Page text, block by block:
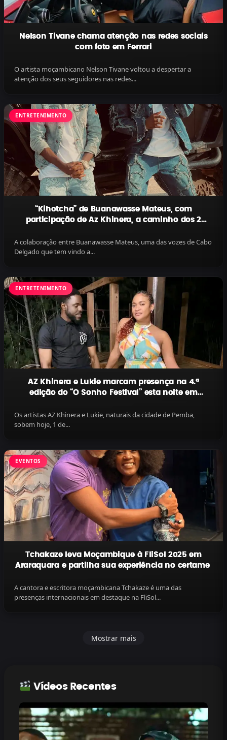
Nelson Tivane chama atenção nas redes sociais
com foto em Ferrari
O artista moçambicano Nelson Tivane voltou a despertar a
atenção dos seus seguidores nas redes...
ENTRETENIMENTO
“Kihotcha” de Buanawasse Mateus, com
participação de Az Khinera, a caminho dos 2
A colaboração entre Buanawasse Mateus, uma das vozes de Cabo
Delgado que tem vindo a...
ENTRETENIMENTO
AZ Khinera e Lukie marcam presença na 4.ª
edição do “O Sonho Festival” esta noite em
Os artistas AZ Khinera e Lukie, naturais da cidade de Pemba,
sobem hoje, 1 de...
EVENTOS
Tchakaze leva Moçambique à FliSol 2025 em
Araraquara e partilha sua experiência no certame
A cantora e escritora moçambicana Tchakaze é uma das
presenças internacionais em destaque na FliSol...
Mostrar mais
Vídeos Recentes